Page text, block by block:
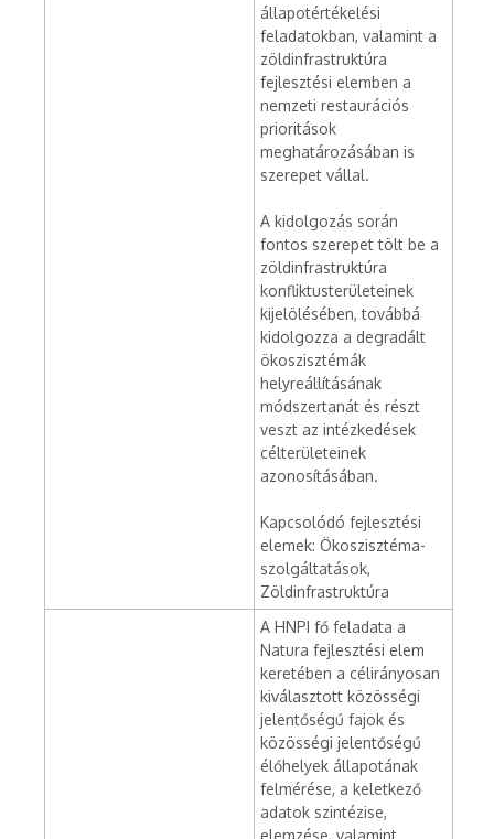
állapotértékelési
feladatokban, valamint a
zöldinfrastruktúra
fejlesztési elemben a
nemzeti restaurációs
prioritások
meghatározásában is
szerepet vállal.
A kidolgozás során
fontos szerepet tölt be a
zöldinfrastruktúra
konfliktusterületeinek
kijelölésében, továbbá
kidolgozza a degradált
ökoszisztémák
helyreállításának
módszertanát és részt
veszt az intézkedések
célterületeinek
azonosításában.
Kapcsolódó fejlesztési
elemek: Ökoszisztéma-
szolgáltatások,
Zöldinfrastruktúra
A HNPI fő feladata a
Natura fejlesztési elem
keretében a célirányosan
kiválasztott közösségi
jelentőségű fajok és
közösségi jelentőségű
élőhelyek állapotának
felmérése, a keletkező
adatok szintézise,
elemzése, valamint